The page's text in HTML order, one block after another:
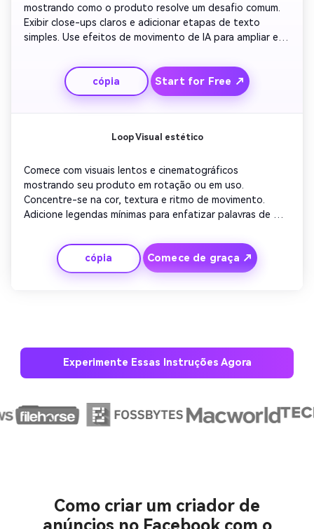
mostrando como o produto resolve um desafio comum.
Exibir close-ups claros e adicionar etapas de texto
simples. Use efeitos de movimento de IA para ampliar e
benefícios do produto no meio do vídeo. Termine com
'Experimente por si mesmo' e uma marca d'água. Esse
estilo impulsiona a conscientização ao mesmo tempo
cópia Start for Free ↗
Loop Visual estético
Comece com visuais lentos e cinematográficos
mostrando seu produto em rotação ou em uso.
Concentre-se na cor, textura e ritmo de movimento.
Adicione legendas mínimas para enfatizar palavras de
suaves e música para criar uma impressão premium.
Termine com o logo da marca fade-in e uma curta
animação CTA pedindo aos usuários para 'experimentá-lo
cópia Comece de graça ↗
Experimente Essas Instruções Agora
Como criar um criador de
Crie imagens com
IA sem limites.